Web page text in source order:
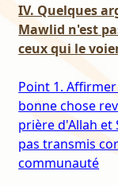
IV. Quelques
Mawlid n'est
ceux qui le
Point 1.
bonne chose
prière d'Allah et
pas transmis
communauté